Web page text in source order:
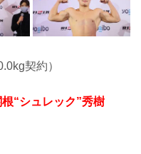
契約）
根“シュレック”秀樹